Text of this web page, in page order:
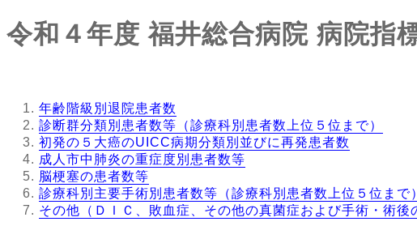
令和４年度福井総合病院 病院指
年齢階級別退院患者数
診断群分類別患者数等（診療科別患者数上位５位まで）
初発の５大癌のUICC病期分類別並びに再発患者数
成人市中肺炎の重症度別患者数等
脳梗塞の患者数等
診療科別主要手術別患者数等（診療科別患者数上位５位まで）
その他（ＤＩＣ、敗血症、その他の真菌症および手術・術後